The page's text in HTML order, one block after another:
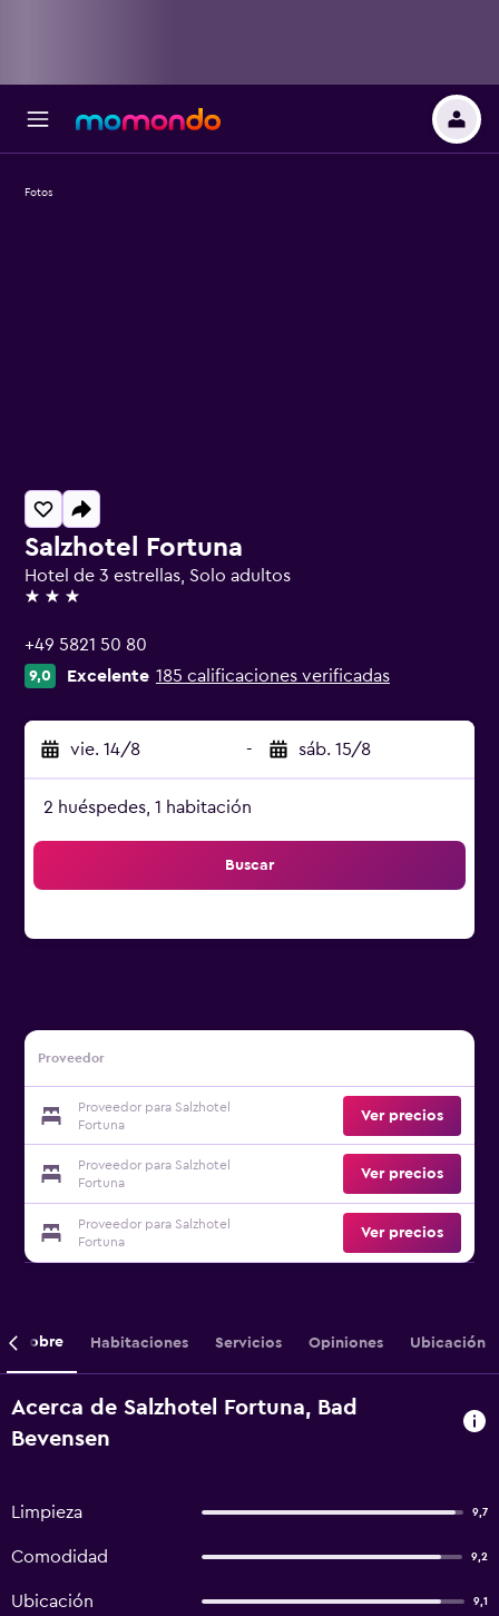
Salzhotel Fortuna
Hotel de 3 estrellas, Solo adultos
3 estrellas
+49 5821 50 80
9,0 Excelente 185 calificaciones verificadas
vie. 14/8 - sáb. 15/8
2 huéspedes, 1 habitación
Buscar
Proveedor
Proveedor para Salzhotel
Fortuna
Ver precios
Proveedor para Salzhotel
Fortuna
Ver precios
Proveedor para Salzhotel
Fortuna
Ver precios
Fotos
Sobre Habitaciones Servicios Opiniones Ubicación
Acerca de Salzhotel Fortuna, Bad
Bevensen
Limpieza 9,7
Comodidad 9,2
Ubicación 9,1